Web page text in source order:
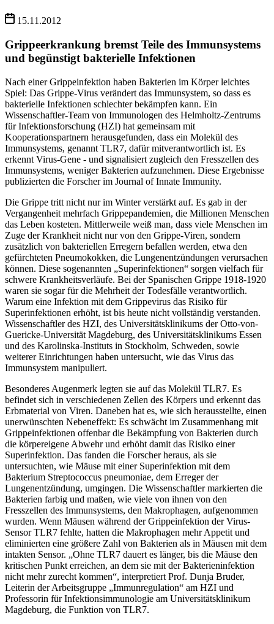
15.11.2012
Grippeerkrankung bremst Teile des Immunsystems
und begünstigt bakterielle Infektionen
Nach einer Grippeinfektion haben Bakterien im Körper leichtes
Spiel: Das Grippe-Virus verändert das Immunsystem, so dass es
bakterielle Infektionen schlechter bekämpfen kann. Ein
Wissenschaftler-Team von Immunologen des Helmholtz-Zentrums
für Infektionsforschung (HZI) hat gemeinsam mit
Kooperationspartnern herausgefunden, dass ein Molekül des
Immunsystems, genannt TLR7, dafür mitverantwortlich ist. Es
erkennt Virus-Gene - und signalisiert zugleich den Fresszellen des
Immunsystems, weniger Bakterien aufzunehmen. Diese Ergebnisse
publizierten die Forscher im Journal of Innate Immunity.
Die Grippe tritt nicht nur im Winter verstärkt auf. Es gab in der
Vergangenheit mehrfach Grippepandemien, die Millionen Menschen
das Leben kosteten. Mittlerweile weiß man, dass viele Menschen im
Zuge der Krankheit nicht nur von den Grippe-Viren, sondern
zusätzlich von bakteriellen Erregern befallen werden, etwa den
gefürchteten Pneumokokken, die Lungenentzündungen verursachen
können. Diese sogenannten „Superinfektionen“ sorgen vielfach für
schwere Krankheitsverläufe. Bei der Spanischen Grippe 1918-1920
waren sie sogar für die Mehrheit der Todesfälle verantwortlich.
Warum eine Infektion mit dem Grippevirus das Risiko für
Superinfektionen erhöht, ist bis heute nicht vollständig verstanden.
Wissenschaftler des HZI, des Universitätsklinikums der Otto-von-
Guericke-Universität Magdeburg, des Universitätsklinikums Essen
und des Karolinska-Instituts in Stockholm, Schweden, sowie
weiterer Einrichtungen haben untersucht, wie das Virus das
Immunsystem manipuliert.
Besonderes Augenmerk legten sie auf das Molekül TLR7. Es
befindet sich in verschiedenen Zellen des Körpers und erkennt das
Erbmaterial von Viren. Daneben hat es, wie sich herausstellte, einen
unerwünschten Nebeneffekt: Es schwächt im Zusammenhang mit
Grippeinfektionen offenbar die Bekämpfung von Bakterien durch
die körpereigene Abwehr und erhöht damit das Risiko einer
Superinfektion. Das fanden die Forscher heraus, als sie
untersuchten, wie Mäuse mit einer Superinfektion mit dem
Bakterium Streptococcus pneumoniae, dem Erreger der
Lungenentzündung, umgingen. Die Wissenschaftler markierten die
Bakterien farbig und maßen, wie viele von ihnen von den
Fresszellen des Immunsystems, den Makrophagen, aufgenommen
wurden. Wenn Mäusen während der Grippeinfektion der Virus-
Sensor TLR7 fehlte, hatten die Makrophagen mehr Appetit und
eliminierten eine größere Zahl von Bakterien als in Mäusen mit dem
intakten Sensor. „Ohne TLR7 dauert es länger, bis die Mäuse den
kritischen Punkt erreichen, an dem sie mit der Bakterieninfektion
nicht mehr zurecht kommen“, interpretiert Prof. Dunja Bruder,
Leiterin der Arbeitsgruppe „Immunregulation“ am HZI und
Professorin für Infektionsimmunologie am Universitätsklinikum
Magdeburg, die Funktion von TLR7.